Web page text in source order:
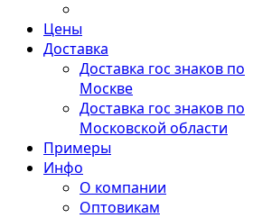
Цены
Доставка
Доставка гос знаков по
Москве
Доставка гос знаков по
Московской области
Примеры
Инфо
О компании
Оптовикам